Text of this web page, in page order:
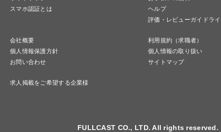
スマホ認証とは
ヘルプ
評価・レビューガイドラ
会社概要
利用規約（求職者）
個人情報保護方針
個人情報の取り扱い
お問い合わせ
サイトマップ
求人掲載をご希望する企業様
FULLCAST CO., LTD. All rights reserved.